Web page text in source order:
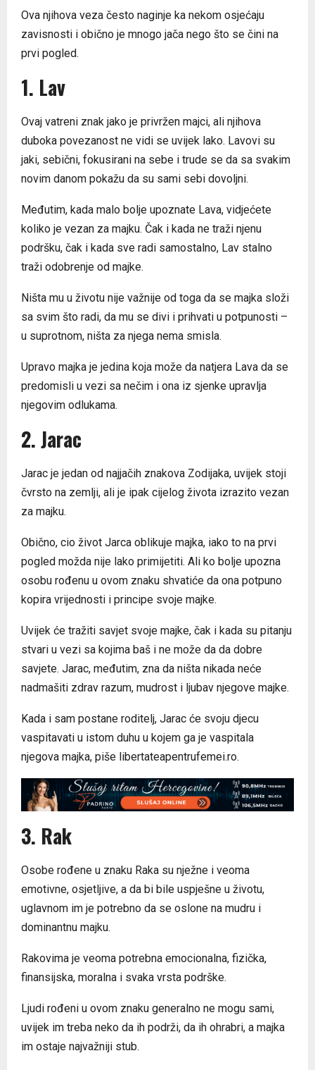
Ova njihova veza često naginje ka nekom osjećaju
zavisnosti i obično je mnogo jača nego što se čini na
prvi pogled.
1. Lav
Ovaj vatreni znak jako je privržen majci, ali njihova
duboka povezanost ne vidi se uvijek lako. Lavovi su
jaki, sebični, fokusirani na sebe i trude se da sa svakim
novim danom pokažu da su sami sebi dovoljni.
Međutim, kada malo bolje upoznate Lava, vidjećete
koliko je vezan za majku. Čak i kada ne traži njenu
podršku, čak i kada sve radi samostalno, Lav stalno
traži odobrenje od majke.
Ništa mu u životu nije važnije od toga da se majka složi
sa svim što radi, da mu se divi i prihvati u potpunosti –
u suprotnom, ništa za njega nema smisla.
Upravo majka je jedina koja može da natjera Lava da se
predomisli u vezi sa nečim i ona iz sjenke upravlja
njegovim odlukama.
2. Jarac
Jarac je jedan od najjačih znakova Zodijaka, uvijek stoji
čvrsto na zemlji, ali je ipak cijelog života izrazito vezan
za majku.
Obično, cio život Jarca oblikuje majka, iako to na prvi
pogled možda nije lako primijetiti. Ali ko bolje upozna
osobu rođenu u ovom znaku shvatiće da ona potpuno
kopira vrijednosti i principe svoje majke.
Uvijek će tražiti savjet svoje majke, čak i kada su pitanju
stvari u vezi sa kojima baš i ne može da da dobre
savjete. Jarac, međutim, zna da ništa nikada neće
nadmašiti zdrav razum, mudrost i ljubav njegove majke.
Kada i sam postane roditelj, Jarac će svoju djecu
vaspitavati u istom duhu u kojem ga je vaspitala
njegova majka, piše libertateapentrufemei.ro.
3. Rak
Osobe rođene u znaku Raka su nježne i veoma
emotivne, osjetljive, a da bi bile uspješne u životu,
uglavnom im je potrebno da se oslone na mudru i
dominantnu majku.
Rakovima je veoma potrebna emocionalna, fizička,
finansijska, moralna i svaka vrsta podrške.
Ljudi rođeni u ovom znaku generalno ne mogu sami,
uvijek im treba neko da ih podrži, da ih ohrabri, a majka
im ostaje najvažniji stub.